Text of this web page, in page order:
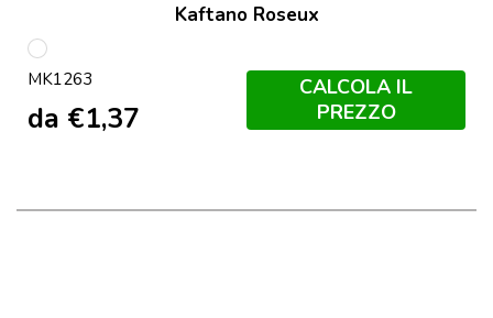
Kaftano Roseux
Bianco
MK1263
da €1,37
CALCOLA IL
PREZZO